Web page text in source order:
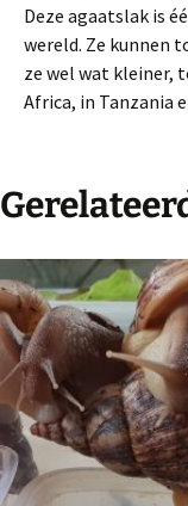
Deze agaatslak is
wereld. Ze kunnen
ze wel wat kleiner,
Africa, in Tanzania